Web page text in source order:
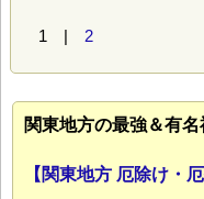
1 | 2
関東地方の最強＆有
【関東地方 厄除け・